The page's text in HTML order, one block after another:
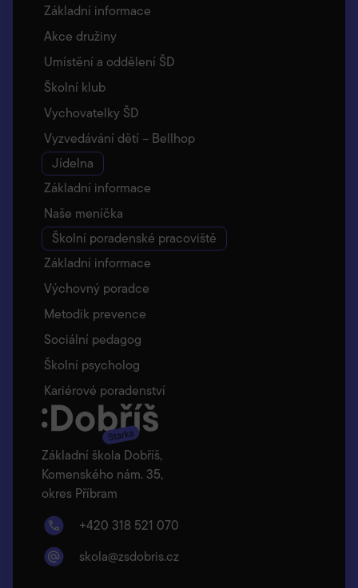
Základní škola Dobříš,
Komenského nám. 35,
okres Příbram
+420 318 521 070
skola@zsdobris.cz
Základní informace
Akce družiny
Umístění a oddělení ŠD
Školní klub
Vychovatelky ŠD
Vyzvedávání dětí – Bellhop
Jídelna
Základní informace
Naše meníčka
Školní poradenské pracoviště
Základní informace
Výchovný poradce
Metodik prevence
Sociální pedagog
Školní psycholog
Kariérové poradenství